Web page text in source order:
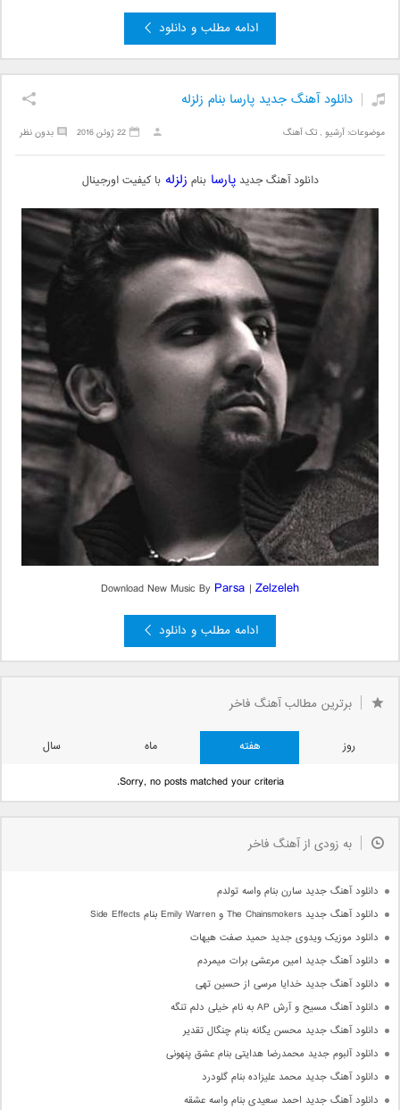
ادامه مطلب و دانلود
دانلود آهنگ جدید پارسا بنام زلزله
موضوعات:آرشیو ,تک آهنگ بدون نظر 22 ژوئن 2016
دانلود آهنگ جدیدپارسابنام زلزلهبا کیفیت اورجینال
Download New Music By Parsa | Zelzeleh
ادامه مطلب و دانلود
برترین مطالب آهنگ فاخر
روز هفته ماه
سال
Sorry, no posts matched your criteria.
به زودی از آهنگ فاخر
دانلود آهنگ جدید سارن بنام واسه تولدم
دانلود آهنگ جدید The Chainsmokers و Emily Warren بنام Side Effects
دانلود موزیک ویدوی جدید حمید صفت هیهات
دانلود آهنگ جدید امین مرعشی برات میمردم
دانلود آهنگ جدید خدایا مرسی از حسین تهی
دانلود آهنگ مسیح و آرش AP به نام خیلی دلم تنگه
دانلود آهنگ جدید محسن یگانه بنام چنگال تقدیر
دانلود آلبوم جدید محمدرضا هدایتی بنام عشق پنهونی
دانلود آهنگ جدید محمد علیزاده بنام گلودرد
دانلود آهنگ جدید احمد سعیدی بنام واسه عشقه